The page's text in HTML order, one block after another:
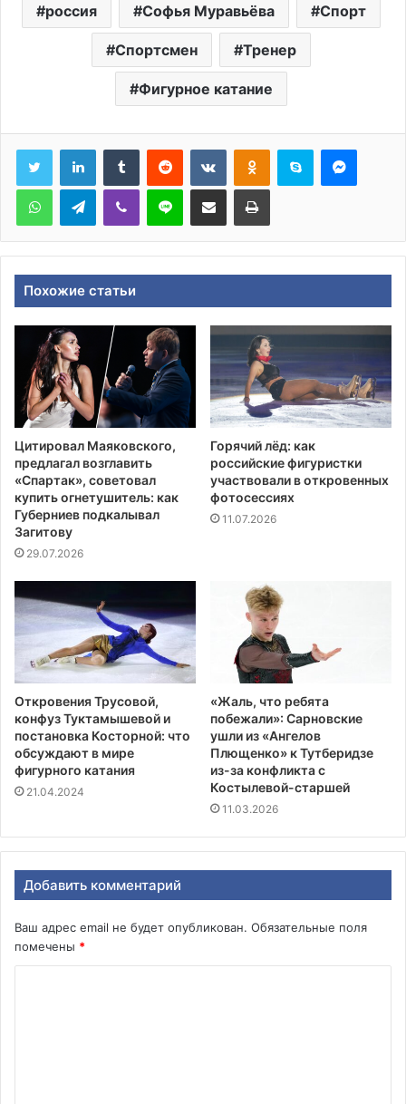
россия Софья Муравьёва Спорт
Спортсмен Тренер
Фигурное катание
Tumblr Reddit ВконтактеОдноклассники
Skype
WhatsAppTelegramViber Line Поделиться через электронную почту Печатать
Похожие статьи
Цитировал Маяковского,
предлагал возглавить
«Спартак», советовал
купить огнетушитель: как
Губерниев подкалывал
Загитову
29.07.2026
Горячий лёд: как
российские фигуристки
участвовали в откровенных
фотосессиях
11.07.2026
Откровения Трусовой,
конфуз Туктамышевой и
постановка Косторной: что
обсуждают в мире
фигурного катания
21.04.2024
«Жаль, что ребята
побежали»: Сарновские
ушли из «Ангелов
Плющенко» к Тутберидзе
из-за конфликта с
Костылевой-старшей
11.03.2026
Добавить комментарий
Ваш адрес email не будет опубликован. Обязательные поля
помечены *